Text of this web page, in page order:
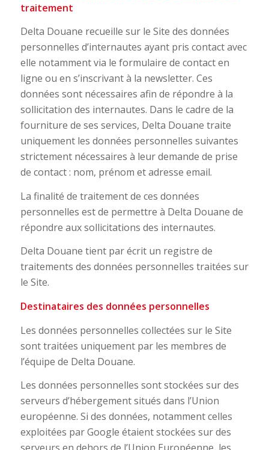
traitement
Delta Douane recueille sur le Site des données
personnelles d’internautes ayant pris contact avec
elle notamment via le formulaire de contact en
ligne ou en s’inscrivant à la newsletter. Ces
données sont nécessaires afin de répondre à la
sollicitation des internautes. Dans le cadre de la
fourniture de ses services, Delta Douane traite
uniquement les données personnelles suivantes
strictement nécessaires à leur demande de prise
de contact : nom, prénom et adresse email.
La finalité de traitement de ces données
personnelles est de permettre à Delta Douane de
répondre aux sollicitations des internautes.
Delta Douane tient par écrit un registre de
traitements des données personnelles traitées sur
le Site.
Destinataires des données personnelles
Les données personnelles collectées sur le Site
sont traitées uniquement par les membres de
l’équipe de Delta Douane.
Les données personnelles sont stockées sur des
serveurs d’hébergement situés dans l’Union
européenne. Si des données, notamment celles
exploitées par Google étaient stockées sur des